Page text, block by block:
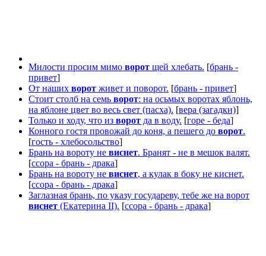
Милости просим мимо ворот щей хлебать. [брань -
привет]
От наших ворот живет и поворот. [брань - привет]
Стоит столб на семь ворот: на осьмых воротах яблонь,
на яблоне цвет во весь свет (пасха). [вера (загадки)]
Только и ходу, что из ворот да в воду. [горе - беда]
Конного гостя провожай до коня, а пешего до ворот.
[гость - хлебосольство]
Брань на вороту не виснет. Бранят - не в мешок валят.
[ссора - брань - драка]
Брань на вороту не виснет, а кулак в боку не киснет.
[ссора - брань - драка]
Заглазная брань, по указу государеву, тебе же на ворот
виснет (Екатерина II). [ссора - брань - драка]